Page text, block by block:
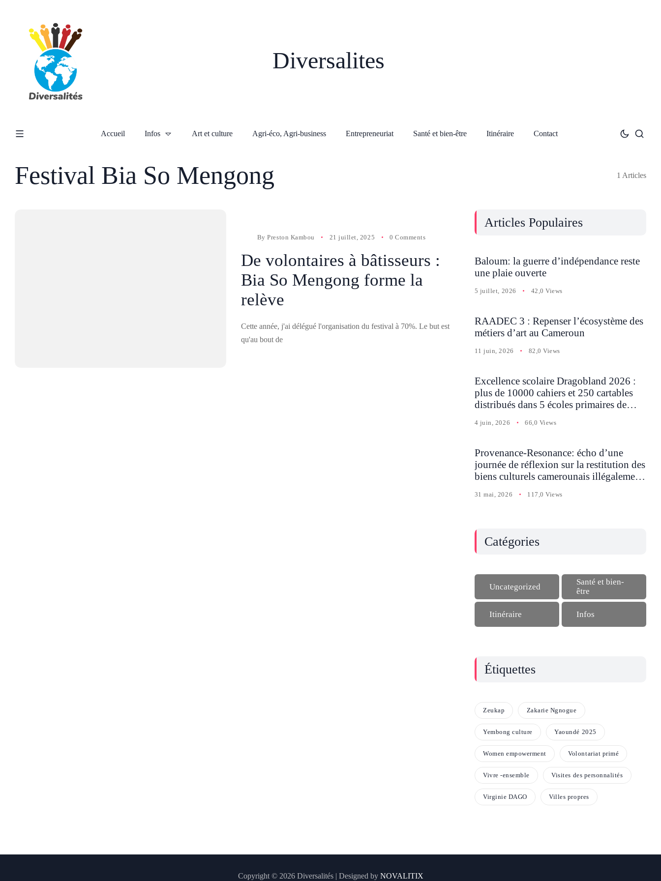
Diversalites
Accueil Infos Art et culture Agri-éco, Agri-business Entrepreneuriat Santé et bien-être Itinéraire Contact
Festival Bia So Mengong 1 Articles
ByPreston Kambou 21 juillet, 2025 0 Comments
De volontaires à bâtisseurs :
Bia So Mengong forme la
relève
Cette année, j'ai délégué l'organisation du festival à 70%. Le but est
qu'au bout de
Articles Populaires
Baloum: la guerre d’indépendance reste
une plaie ouverte
5 juillet, 2026 42,0 Views
RAADEC 3 : Repenser l’écosystème des
métiers d’art au Cameroun
11 juin, 2026 82,0 Views
Excellence scolaire Dragobland 2026 :
plus de 10000 cahiers et 250 cartables
distribués dans 5 écoles primaires de
4 juin, 2026 66,0 Views
Provenance-Resonance: écho d’une
journée de réflexion sur la restitution des
biens culturels camerounais illégalement
31 mai, 2026 117,0 Views
Catégories
Uncategorized
Santé et bien-
être
Itinéraire Infos
Étiquettes
Zeukap Zakarie Ngnogue
Yembong culture Yaoundé 2025
Women empowerment Volontariat primé
Vivre -ensemble Visites des personnalités
Virginie DAGO Villes propres
Copyright © 2026 Diversalités | Designed by NOVALITIX